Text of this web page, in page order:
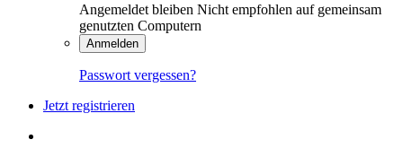
Angemeldet bleiben Nicht empfohlen auf gemeinsam
genutzten Computern
Anmelden
Passwort vergessen?
Jetzt registrieren